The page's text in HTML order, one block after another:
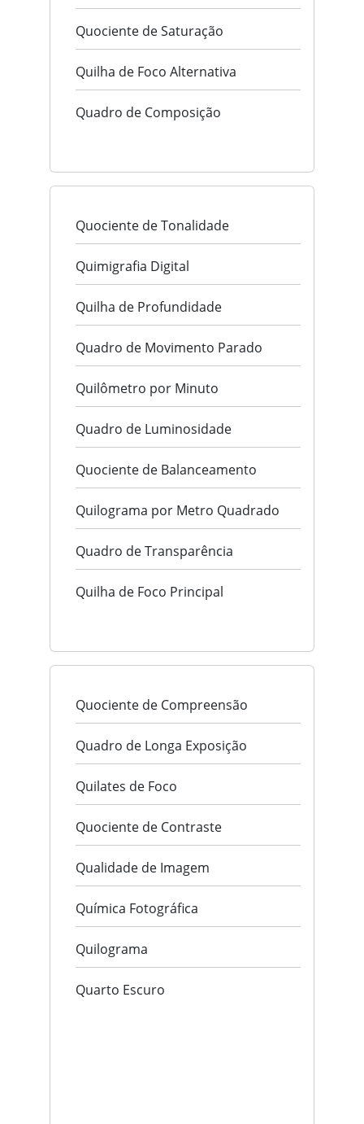
Quociente de Saturação
Quilha de Foco Alternativa
Quadro de Composição
Quociente de Tonalidade
Quimigrafia Digital
Quilha de Profundidade
Quadro de Movimento Parado
Quilômetro por Minuto
Quadro de Luminosidade
Quociente de Balanceamento
Quilograma por Metro Quadrado
Quadro de Transparência
Quilha de Foco Principal
Quociente de Compreensão
Quadro de Longa Exposição
Quilates de Foco
Quociente de Contraste
Qualidade de Imagem
Química Fotográfica
Quilograma
Quarto Escuro